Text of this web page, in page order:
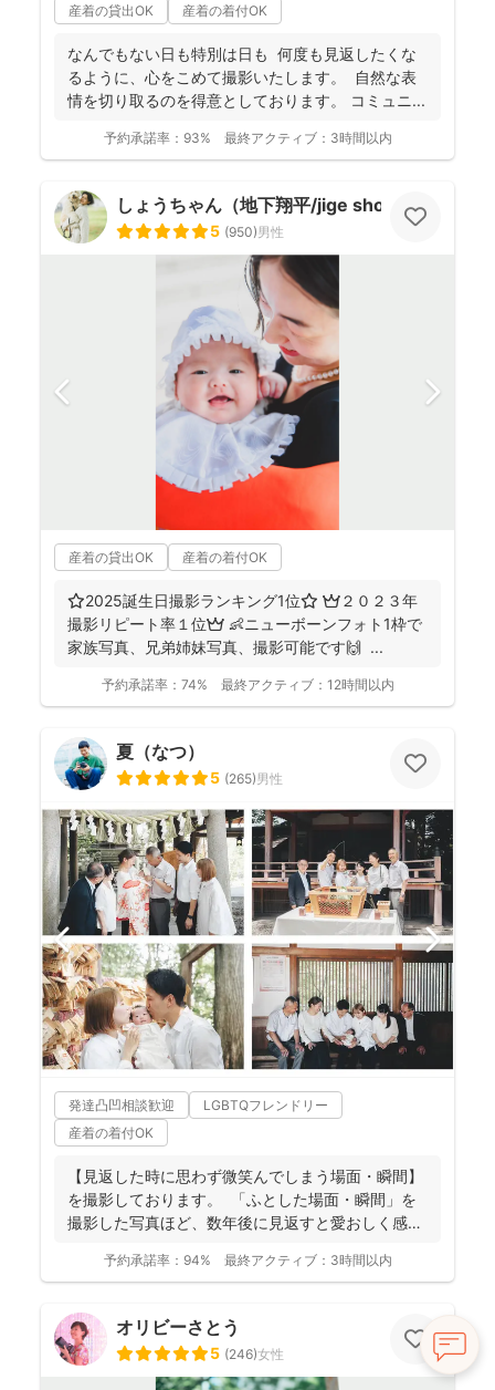
産着の貸出OK 産着の着付OK
なんでもない日も特別は日も 何度も見返したくな
るように、心をこめて撮影いたします。 自然な表
情を切り取るのを得意としております。 コミュニ...
予約承諾率： 93% 最終アクティブ： 3時間以内
しょうちゃん（地下翔平/jige shohe）
5 (950)男性
産着の貸出OK 産着の着付OK
⭐️2025誕生日撮影ランキング1位⭐️ 👑２０２３年
撮影リピート率１位👑 👶ニューボーンフォト1枠で
家族写真、兄弟姉妹写真、撮影可能です🙌 ...
予約承諾率： 74% 最終アクティブ： 12時間以内
夏（なつ）
5 (265)男性
発達凸凹相談歓迎
LGBTQフレンドリー
産着の着付OK
【見返した時に思わず微笑んでしまう場面・瞬間】
を撮影しております。 ⁡ 「ふとした場面・瞬間」を
撮影した写真ほど、数年後に見返すと愛おしく感じ
予約承諾率： 94% 最終アクティブ： 3時間以内
オリビーさとう
5 (246)女性